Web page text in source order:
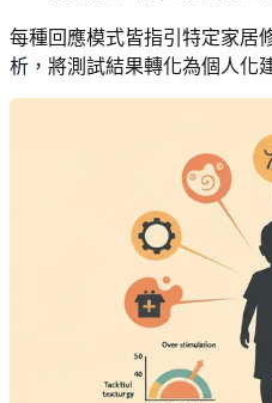
每種回應模式皆指引特定家居
析 ，將測試結果轉化為個人化